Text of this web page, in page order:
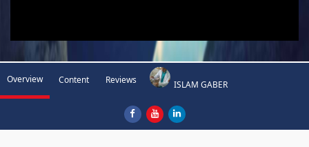
Overview Content Reviews ISLAM GABER